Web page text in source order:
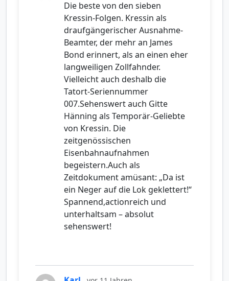
Die beste von den sieben
Kressin-Folgen. Kressin als
draufgängerischer Ausnahme-
Beamter, der mehr an James
Bond erinnert, als an einen eher
langweiligen Zollfahnder.
Vielleicht auch deshalb die
Tatort-Seriennummer
007.Sehenswert auch Gitte
Hänning als Temporär-Geliebte
von Kressin. Die
zeitgenössischen
Eisenbahnaufnahmen
begeistern.Auch als
Zeitdokument amüsant: „Da ist
ein Neger auf die Lok geklettert!“
Spannend,actionreich und
unterhaltsam – absolut
sehenswert!